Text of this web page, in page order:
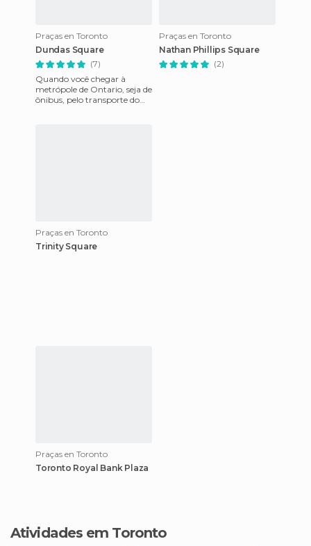
Praças en Toronto
Dundas Square
(7)
Quando você chegar à
metrópole de Ontario, seja de
ônibus, pelo transporte do
Praças en Toronto
Nathan Phillips Square
(2)
Praças en Toronto
Trinity Square
Praças en Toronto
Toronto Royal Bank Plaza
Atividades em Toronto